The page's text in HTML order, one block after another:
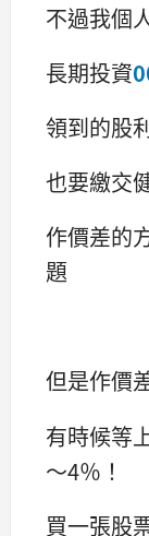
不過我個
長期投資
領到的股
也要繳交
作價差的
題
但是作價
有時候等
～4％！
買一張股